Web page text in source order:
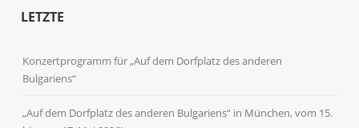
LETZTE
Konzertprogramm für „Auf dem Dorfplatz des anderen
Bulgariens“
„Auf dem Dorfplatz des anderen Bulgariens“ in München, vom 15.